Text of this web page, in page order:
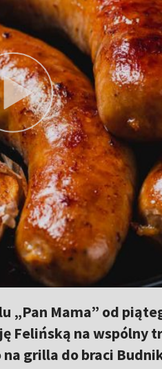
„Pan Mama” od
Felińską na wspólny
grilla do braci